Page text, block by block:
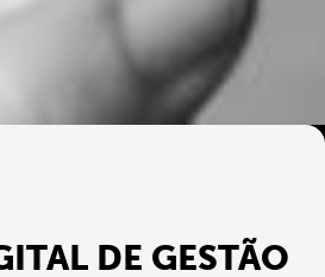
DE GESTÃO